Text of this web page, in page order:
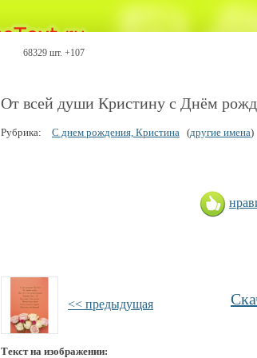
68329 шт. +107
От всей души Кристину с Днём
Рубрика: С днем рождения, Кристина (другие имена)
<< предыдущая
Текст на изображении: